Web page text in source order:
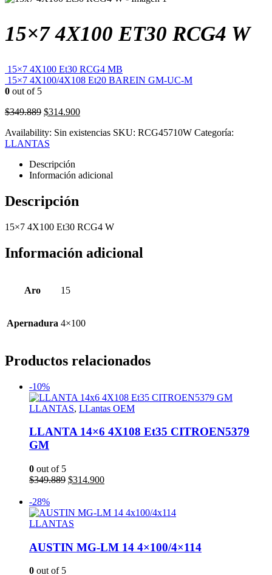
15×7 4X100 ET30 RCG4 W
15×7 4X100 Et30 RCG4 MB
15×7 4X100/4X108 Et20 BAREIN GM-UC-M
0 out of 5
$349.889 El
original
era:
$314.900El
actual
Availability: Sin existencias SKU: RCG45710W Categoría:
LLANTAS
Descripción
Información adicional
Descripción
15×7 4X100 Et30 RCG4 W
Información adicional
Aro 15
Apernadura 4×100
Productos relacionados
-10%
LLANTAS, LLantas OEM
LLANTA 14×6 4X108 Et35 CITROEN5379
GM
0 out of 5
$349.889 El
era:
$349.889.
$314.900El
es:
-28%
LLANTAS
AUSTIN MG-LM 14 4×100/4×114
0 out of 5